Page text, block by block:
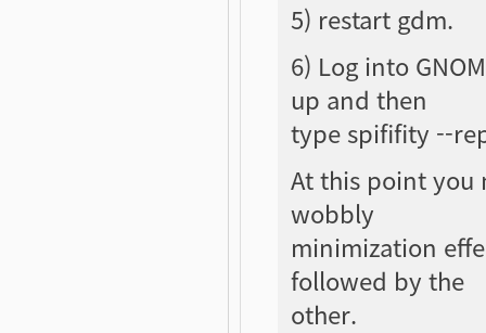
5) restart gdm.
6) Log into
up and then
type spififity --
At this point you
wobbly
minimization
followed by the
other.